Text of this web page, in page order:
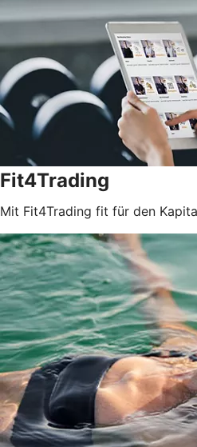
Fit4Trading
Mit Fit4Trading fit für den